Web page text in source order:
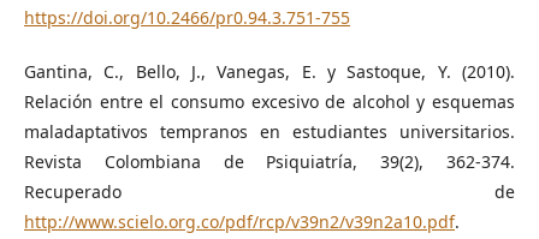
https://doi.org/10.2466/pr0.94.3.751-755
Gantina, C., Bello, J., Vanegas, E. y Sastoque, Y. (2010).
Relación entre el consumo excesivo de alcohol y esquemas
maladaptativos tempranos en estudiantes universitarios.
Revista Colombiana de Psiquiatría, 39(2), 362-374.
Recuperado de
http://www.scielo.org.co/pdf/rcp/v39n2/v39n2a10.pdf.